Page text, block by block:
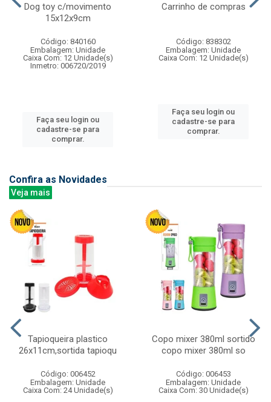
Dog toy c/movimento
15x12x9cm
Código: 840160
Embalagem: Unidade
Caixa Com: 12 Unidade(s)
Inmetro: 006720/2019
Faça seu login ou
cadastre-se para
comprar.
Carrinho de compras
Código: 838302
Embalagem: Unidade
Caixa Com: 12 Unidade(s)
Faça seu login ou
cadastre-se para
comprar.
Confira as Novidades
Veja mais
Tapioqueira plastico
26x11cm,sortida tapioqu
Código: 006452
Embalagem: Unidade
Caixa Com: 24 Unidade(s)
Copo mixer 380ml sortido
copo mixer 380ml so
Código: 006453
Embalagem: Unidade
Caixa Com: 30 Unidade(s)